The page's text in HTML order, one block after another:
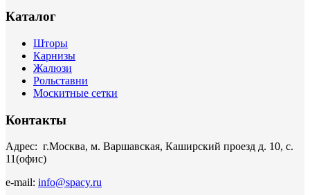
Каталог
Шторы
Карнизы
Жалюзи
Рольставни
Москитные сетки
Контакты
Адрес: г.Москва, м. Варшавская, Каширский проезд д. 10, с.
11(офис)
e-mail: info@spacy.ru